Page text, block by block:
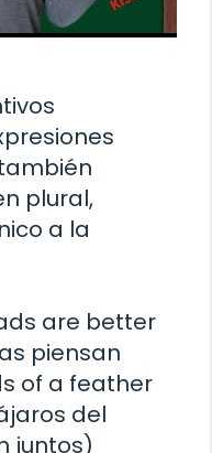
plural,
a la
are better
piensan
of a feather
del
juntos)